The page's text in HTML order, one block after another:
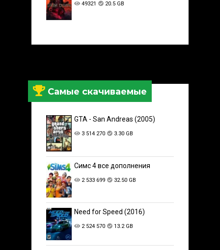
49321 20.5 GB
Самые скачиваемые
GTA - San Andreas (2005)
3 514 270 3.30 GB
Симс 4 все дополнения
2 533 699 32.50 GB
Need for Speed (2016)
2 524 570 13.2 GB